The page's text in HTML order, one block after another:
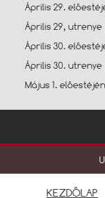
Április 29.
Április 29, utrenye
Április 30.
Április 30. utrenye
Május 1.
KEZDŐLAP